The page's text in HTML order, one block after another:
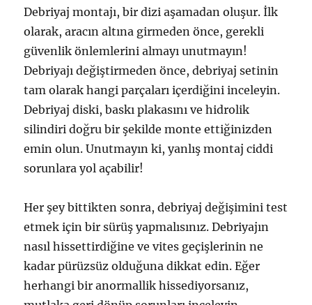
Debriyaj montajı, bir dizi aşamadan oluşur. İlk
olarak, aracın altına girmeden önce, gerekli
güvenlik önlemlerini almayı unutmayın!
Debriyajı değiştirmeden önce, debriyaj setinin
tam olarak hangi parçaları içerdiğini inceleyin.
Debriyaj diski, baskı plakasını ve hidrolik
silindiri doğru bir şekilde monte ettiğinizden
emin olun. Unutmayın ki, yanlış montaj ciddi
sorunlara yol açabilir!
Her şey bittikten sonra, debriyaj değişimini test
etmek için bir sürüş yapmalısınız. Debriyajın
nasıl hissettirdiğine ve vites geçişlerinin ne
kadar pürüzsüz olduğuna dikkat edin. Eğer
herhangi bir anormallik hissediyorsanız,